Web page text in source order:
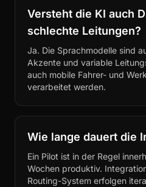
Versteht die KI auch
schlechte Leitungen?
Ja. Die Sprachmodelle sind
Akzente und variable
auch mobile Fahrer- und
verarbeitet werden.
Wie lange dauert die
Ein Pilot ist in der Regel
Wochen produktiv.
Routing-System erfolgen